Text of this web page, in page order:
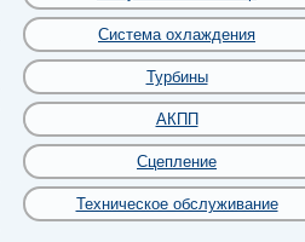
Система охлаждения
Турбины
АКПП
Сцепление
Техническое обслуживание